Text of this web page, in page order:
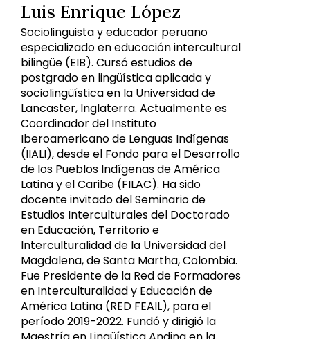
Luis Enrique López
Sociolingüista y educador peruano
especializado en educación intercultural
bilingüe (EIB). Cursó estudios de
postgrado en lingüística aplicada y
sociolingüística en la Universidad de
Lancaster, Inglaterra. Actualmente es
Coordinador del Instituto
Iberoamericano de Lenguas Indígenas
(IIALI), desde el Fondo para el Desarrollo
de los Pueblos Indígenas de América
Latina y el Caribe (FILAC). Ha sido
docente invitado del Seminario de
Estudios Interculturales del Doctorado
en Educación, Territorio e
Interculturalidad de la Universidad del
Magdalena, de Santa Martha, Colombia.
Fue Presidente de la Red de Formadores
en Interculturalidad y Educación de
América Latina (RED FEAIL), para el
período 2019-2022. Fundó y dirigió la